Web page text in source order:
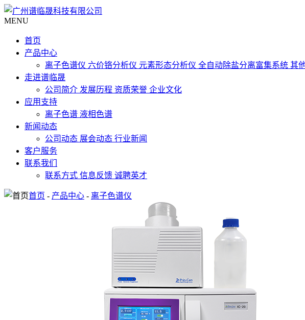
MENU
首页
产品中心
离子色谱仪 六价铬分析仪 元素形态分析仪 全自动除盐分离富集系统 其
走进谱临晟
公司简介 发展历程 资质荣誉 企业文化
应用支持
离子色谱 液相色谱
新闻动态
公司动态 展会动态 行业新闻
客户服务
联系我们
联系方式 信息反馈 诚聘英才
首页 - 产品中心 - 离子色谱仪